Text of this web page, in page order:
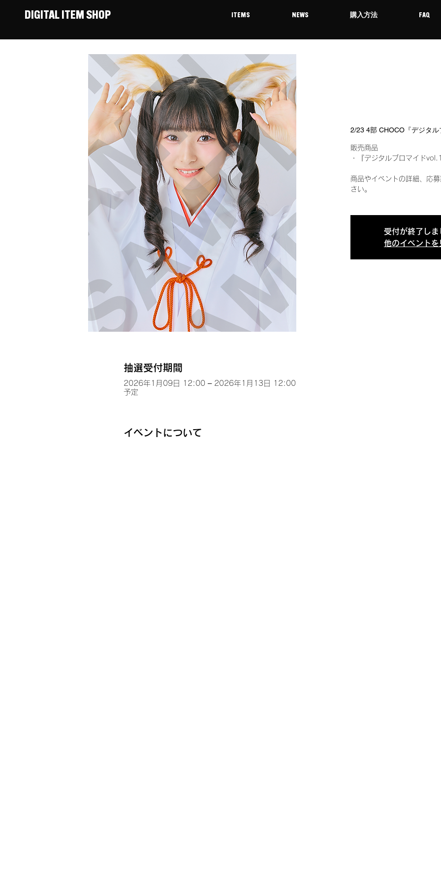
DIGITAL ITEM SHOP ITEMS NEWS 購入方法 FAQ
2/23 4部 CHOCO『デジタ
販売商品
・『デジタルブロマイド
商品やイベントの詳細、応
さい。
受付が終了しま
他のイベントを
抽選受付期間
2026年1月09日 12:00 – 2026年1月13日 12:00
予定
イベントについて